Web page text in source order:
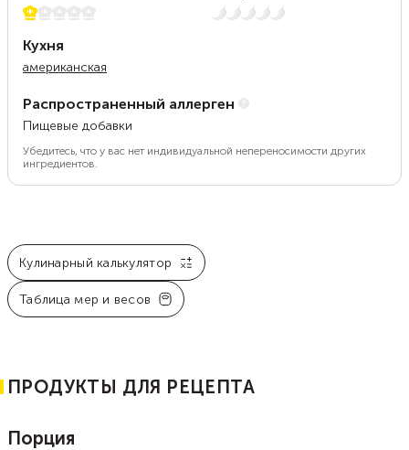
1 из 5
Нет остроты
Кухня
американская
Распространенный аллерген
Пищевые добавки
Убедитесь, что у вас нет индивидуальной непереносимости других
ингредиентов.
Кулинарный калькулятор
Таблица мер и весов
ПРОДУКТЫ ДЛЯ РЕЦЕПТА
Порция